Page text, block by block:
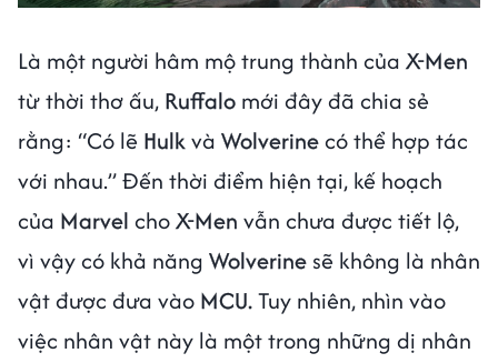
Là một người hâm mộ trung thành của X-Men
từ thời thơ ấu, Ruffalo mới đây đã chia sẻ
rằng: “Có lẽ Hulkvà Wolverinecó thể hợp tác
với nhau.” Đến thời điểm hiện tại, kế hoạch
của Marvel choX-Men vẫn chưa được tiết lộ,
vì vậy có khả năng Wolverine sẽ không là nhân
vật được đưa vào MCU.Tuy nhiên, nhìn vào
việc nhân vật này là một trong những dị nhân